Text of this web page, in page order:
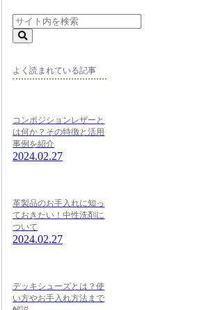
よく読まれている記事
コンポジションレザーと
は何か？その特徴と活用
事例を紹介
2024.02.27
革製品のお手入れに知っ
ておきたい！中性洗剤に
ついて
2024.02.27
デッキシューズとは？使
い方やお手入れ方法まで